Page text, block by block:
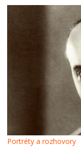
Portréty a rozhovory